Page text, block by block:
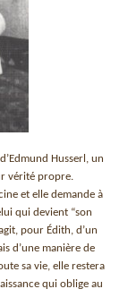
Husserl, un
vérité propre.
et elle demande à
qui devient “son
pour Édith, d’un
d’une manière de
sa vie, elle restera
qui oblige au